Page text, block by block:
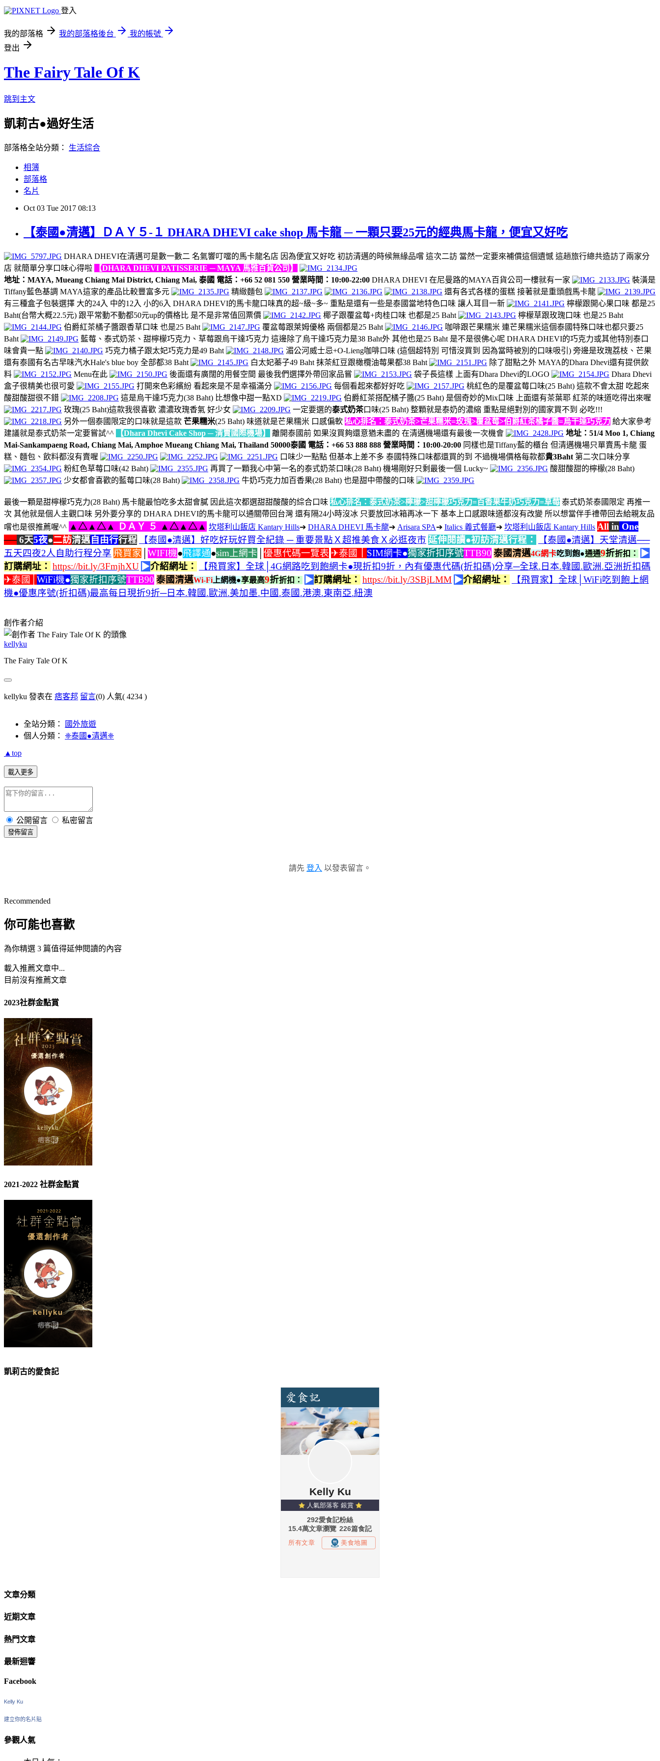
登入
我的部落格 我的部落格後台
我的帳號
登出
The Fairy Tale Of K
跳到主文
凱莉古●過好生活
部落格全站分類： 生活綜合
相簿
部落格
名片
Oct 03 Tue 2017 08:13
【泰國●清邁】ＤＡＹ５-１ DHARA DHEVI cake shop 馬卡龍 ─ 一顆只要25元的經典馬卡龍，便宜又好吃
DHARA DHEVI在清邁可是數一數二 名氣響叮噹的馬卡龍名店 因為便宜又好吃 初訪清邁的時候無緣品嚐 這次二訪 當然一定要來補償這個遺憾 這趟旅行總共造訪了兩家分
店 就簡單分享口味心得啦
【DHARA DHEVI PATISSERIE ─ MAYA 馬雅百貨公司】
地址：MAYA, Mueang Chiang Mai District, Chiang Mai, 泰國 電話：+66 52 081 550 營業時間：10:00-22:00 DHARA DHEVI 在尼曼路的MAYA百貨公司一樓就有一家
裝潢是
Tiffany藍色基調 MAYA這家的產品比較豐富多元
精緻麵包
還有各式各樣的蛋糕 接著就是重頭戲馬卡龍
有三種盒子包裝選擇 大的24入 中的12入 小的6入 DHARA DHEVI的馬卡龍口味真的超~級~多~ 重點是還有一些是泰國當地特色口味 讓人耳目一新
檸檬跟開心果口味 都是25
Baht(台幣大概22.5元) 跟平常動不動都50元up的價格比 是不是非常值回票價
椰子跟覆盆莓+肉桂口味 也都是25 Baht
檸檬草跟玫瑰口味 也是25 Baht
伯爵紅茶橘子醬跟香草口味 也是25 Baht
覆盆莓跟萊姆優格 兩個都是25 Baht
咖啡跟芒果糯米 連芒果糯米這個泰國特殊口味也都只要25
Baht
藍莓、泰式奶茶、甜檸檬巧克力、草莓跟烏干達巧克力 這邊除了烏干達巧克力是38 Baht外 其他也是25 Baht 是不是很佛心呢 DHARA DHEVI的巧克力或其他特別泰口
味會貴一點
巧克力橘子跟太妃巧克力是49 Baht
湄公河威士忌+O-Lieng咖啡口味 (這個超特別 可惜沒買到 因為當時被別的口味吸引) 旁邊是玫瑰荔枝、芒果
還有泰國有名古早味汽水Hale's blue boy 全部都38 Baht
白太妃蓁子49 Baht 抹茶紅豆跟橄欖油莓果都38 Baht
除了甜點之外 MAYA的Dhara Dhevi還有提供飲
料
Menu在此 後面還有廣闊的用餐空間 最後我們選擇外帶回家品嘗 袋子長這樣 上面有Dhara Dhevi的LOGO
Dhara Dhevi
盒子很精美也很可愛
打開來色彩繽紛 看起來是不是幸福滿分 每個看起來都好好吃
桃紅色的是覆盆莓口味(25 Baht) 這款不會太甜 吃起來
酸甜酸甜很不錯
這是烏干達巧克力(38 Baht) 比想像中甜一點XD
伯爵紅茶搭配橘子醬(25 Baht) 是個奇妙的Mix口味 上面還有茶葉耶 紅茶的味道吃得出來喔
玫瑰(25 Baht)這款我很喜歡 濃濃玫瑰香氣 好少女
一定要選的泰式奶茶口味(25 Baht) 整顆就是泰奶的濃縮 重點是絕對別的國家買不到 必吃!!!
另外一個泰國限定的口味就是這款 芒果糯米(25 Baht) 味道就是芒果糯米 口感偏軟 私心排名：泰式奶茶>芒果糯米=玫瑰>覆盆莓>伯爵紅茶橘子醬=烏干達巧克力 給大家參考
建議就是泰式奶茶一定要嘗試^^
【Dhara Dhevi Cake Shop ─ 清賣國際機場】 離開泰國前 如果沒買夠還意猶未盡的 在清邁機場還有最後一次機會
地址：51/4 Moo 1, Chiang
Mai-Sankampaeng Road, Chiang Mai, Amphoe Mueang Chiang Mai, Thailand 50000泰國 電話：+66 53 888 888 營業時間：10:00-20:00 同樣也是Tiffany藍的櫃台 但清邁機場只單賣馬卡龍 蛋
糕、麵包、飲料都沒有賣喔
口味少一點點 但基本上差不多 泰國特殊口味都還買的到 不過機場價格每款都貴3Baht 第二次口味分享
粉紅色草莓口味(42 Baht)
再買了一顆我心中第一名的泰式奶茶口味(28 Baht) 機場剛好只剩最後一個 Lucky~
酸甜酸甜的檸檬(28 Baht)
少女都會喜歡的藍莓口味(28 Baht)
牛奶巧克力加百香果(28 Baht) 也是甜中帶酸的口味
最後一顆是甜檸檬巧克力(28 Baht) 馬卡龍最怕吃多太甜會膩 因此這次都選甜甜酸酸的綜合口味 私心排名：泰式奶茶>檸檬>甜檸檬巧克力=百香果牛奶巧克力=草莓 泰式奶茶泰國限定 再推一
次 其他就是個人主觀口味 另外要分享的 DHARA DHEVI的馬卡龍可以通關帶回台灣 還有隔24小時沒冰 只要放回冰箱再冰一下 基本上口感跟味道都沒有改變 所以想當伴手禮帶回去給親友品
嚐也是很推薦喔^^ ▲△▲△▲ ＤＡＹ ５ ▲△▲△▲ 坎塔利山飯店 Kantary Hills➔ DHARA DHEVI 馬卡龍➔ Arisara SPA➔ Italics 義式餐廳➔ 坎塔利山飯店 Kantary Hills All in One
── 6天5夜●二訪清邁自由行行程 【泰國●清邁】好吃好玩好買全紀錄 ─ 重要景點Ｘ超推美食Ｘ必逛夜市 延伸閱讀●初訪清邁行程：
【泰國●清邁】天堂清邁──
五天四夜2人自助行程分享 飛買家 WIFI機●飛譯通●sim上網卡 優惠代碼一覽表 ✈泰國 SIM網卡●獨家折扣序號TTB90 泰國清邁4G網卡吃到飽●通通9折折扣：
▶
訂購網址： https://bit.ly/3FmjhXU ▶介紹網址：
【飛買家】全球│4G網路吃到飽網卡●現折扣9折，內有優惠代碼(折扣碼)分享─全球.日本.韓國.歐洲.亞洲折扣碼
✈泰國│ WiFi機●獨家折扣序號TTB90 泰國清邁Wi-Fi 上網機●享最高9折折扣： ▶訂購網址： https://bit.ly/3SBjLMM ▶介紹網址：
【飛買家】全球│WiFi吃到飽上網
機●優惠序號(折扣碼)最高每日現折9折─日本.韓國.歐洲.美加墨.中國.泰國.港澳.東南亞.紐澳
創作者介紹
kellyku
The Fairy Tale Of K
kellyku 發表在 痞客邦 留言(0) 人氣( 4234 )
全站分類：
國外旅遊
個人分類： ❈泰國●清邁❈
▲top
載入更多
公開留言 私密留言
發佈留言
請先 登入 以發表留言。
Recommended
你可能也喜歡
為你精選 3 篇值得延伸閱讀的內容
載入推薦文章中...
目前沒有推薦文章
2023社群金點賞
2021-2022 社群金點賞
凱莉古的愛食記
文章分類
近期文章
熱門文章
最新迴響
Facebook
Kelly Ku
建立你的名片貼
參觀人氣